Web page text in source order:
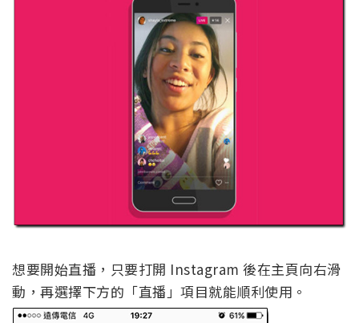
想要開始直播，只要打開 Instagram 後在主頁向右滑
動，再選擇下方的「直播」項目就能順利使用。